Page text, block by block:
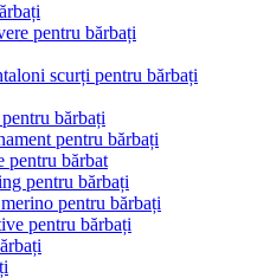
pentru bărbați
scurți pentru bărbați
bărbați
pentru bărbați
pentru bărbat
pentru bărbați
pentru bărbați
pentru bărbați